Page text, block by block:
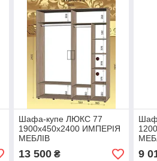
Шафа-купе ЛЮКС 77
1900х450х2400 ИМПЕРIЯ
МЕБЛIВ
13 500₴ 9